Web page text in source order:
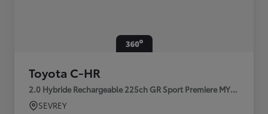
Toyota C-HR
2.0 Hybride Rechargeable 225ch GR Sport Premiere MY25
SEVREY